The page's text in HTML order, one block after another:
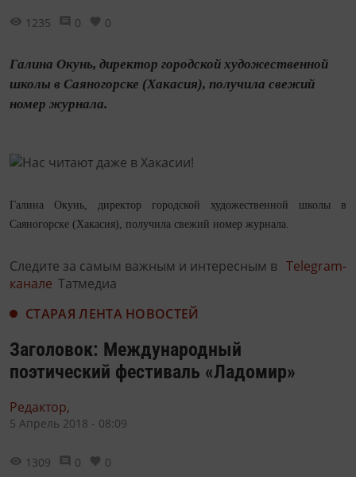
1235 0 0
Галина Окунь, директор городской художественной
школы в Саяногорске (Хакасия), получила свежий
номер журнала.
Галина Окунь, директор городской художественной школы в
Саяногорске (Хакасия), получила свежий номер журнала.
Следите за самым важным и интересным в Telegram-
канале Татмедиа
СТАРАЯ ЛЕНТА НОВОСТЕЙ
Заголовок: Международный
поэтический фестиваль «Ладомир»
Редактор,
5 Апрель 2018 - 08:09
1309 0 0